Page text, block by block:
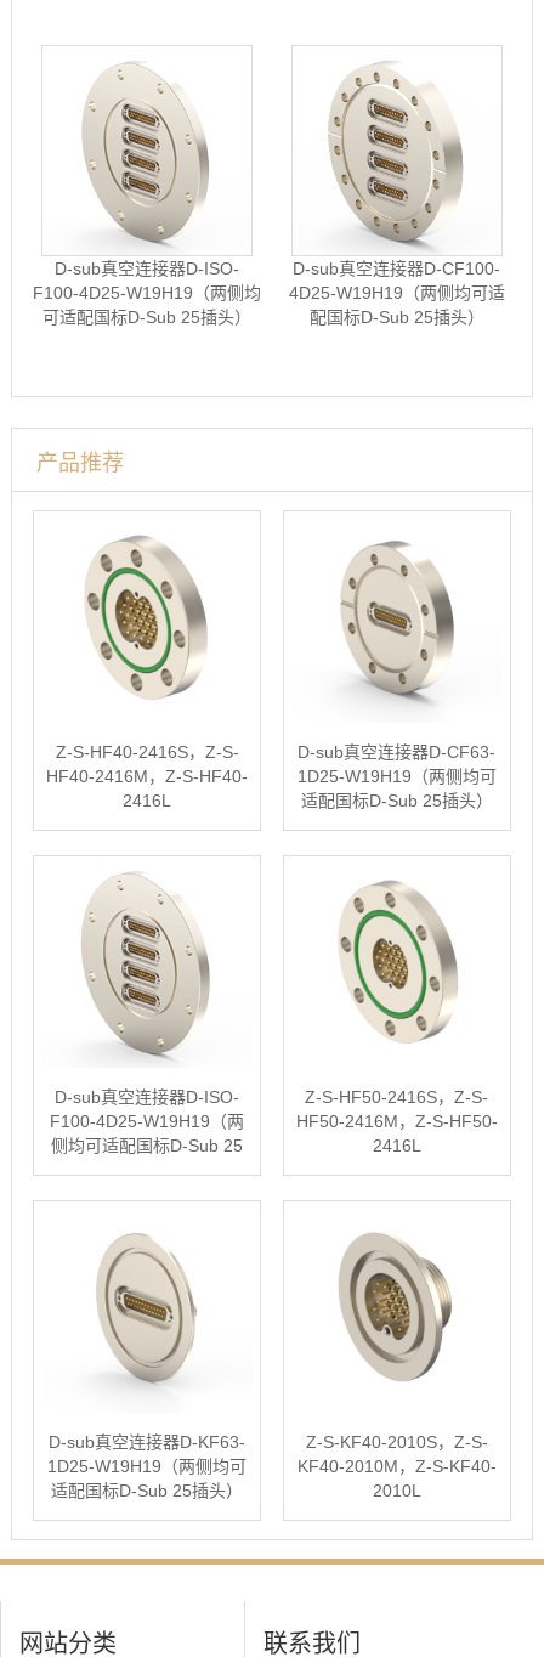
D-sub真空连接器D-ISO-
F100-4D25-W19H19（两侧均
可适配国标D-Sub 25插头）
D-sub真空连接器D-CF100-
4D25-W19H19（两侧均可适
配国标D-Sub 25插头）
产品推荐
Z-S-HF40-2416S，Z-S-
HF40-2416M，Z-S-HF40-
2416L
D-sub真空连接器D-CF63-
1D25-W19H19（两侧均可
适配国标D-Sub 25插头）
D-sub真空连接器D-ISO-
F100-4D25-W19H19（两
侧均可适配国标D-Sub 25
Z-S-HF50-2416S，Z-S-
HF50-2416M，Z-S-HF50-
2416L
D-sub真空连接器D-KF63-
1D25-W19H19（两侧均可
适配国标D-Sub 25插头）
Z-S-KF40-2010S，Z-S-
KF40-2010M，Z-S-KF40-
2010L
网站分类 联系我们